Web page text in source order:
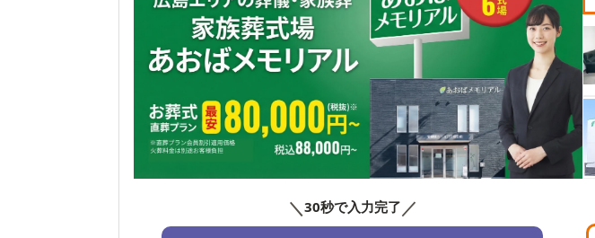
＼30秒で入力完了 ／